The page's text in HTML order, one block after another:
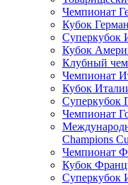
Чемпионат
Кубок
Суперкубок
Кубок
Клубный
Чемпионат
Кубок
Суперкубок
Чемпионат
Champions
Чемпионат
Кубок
Суперкубок